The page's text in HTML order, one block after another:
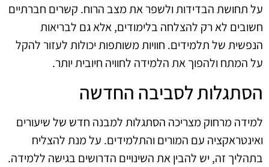
על תחושת הבדידות ולשפר את מצב הרוח. קשרים חברתיים
חשובים לא רק להצלחה בלימודים, אלא גם לבריאות
הנפשית של תלמידים. חוויות משותפות יכולות לעזור להקל
על המתח ולהפוך את הלמידה לחוויה חיובית יותר.
הסתגלות לסביבה החדשה
למידה מרחוק מצריכה הסתגלות למבנה חדש של שיעורים
ואינטראקציה עם המורים והתלמידים. על מנת להצליח
בתהליך זה, יש להבין את השינויים הדרושים בגישה ללמידה.